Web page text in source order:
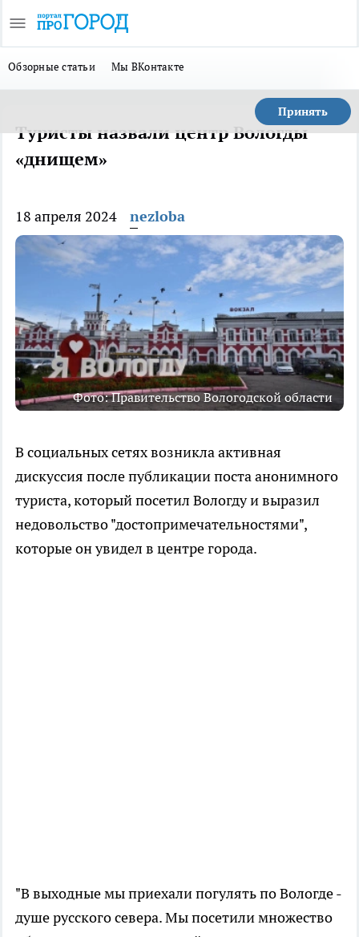
Обзорные статьи Мы ВКонтакте
Принять
Туристы назвали центр Вологды
«днищем»
18 апреля 2024 nezloba
Фото: Правительство Вологодской области
В социальных сетях возникла активная
дискуссия после публикации поста анонимного
туриста, который посетил Вологду и выразил
недовольство "достопримечательностями",
которые он увидел в центре города.
"В выходные мы приехали погулять по Вологде -
душе русского севера. Мы посетили множество